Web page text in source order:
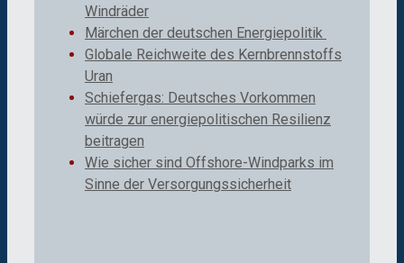
Windräder
Märchen der deutschen Energiepolitik
Globale Reichweite des Kernbrennstoffs
Uran
Schiefergas: Deutsches Vorkommen
würde zur energiepolitischen Resilienz
beitragen
Wie sicher sind Offshore-Windparks im
Sinne der Versorgungssicherheit